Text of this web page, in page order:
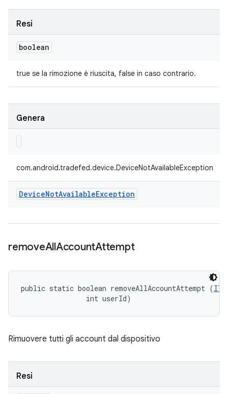
Resi
boolean
true se la rimozione è riuscita, false in caso contrario.
Genera
com.android.tradefed.device.DeviceNotAvailableException
DeviceNotAvailableException
removeAllAccountAttempt
public static boolean removeAllAccountAttempt (
                int userId)
Rimuovere tutti gli account dal dispositivo
Resi